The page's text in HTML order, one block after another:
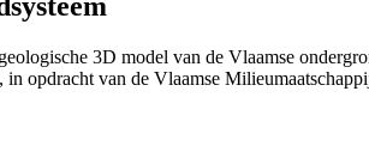
3D model van de Vlaamse
opdracht van de Vlaamse